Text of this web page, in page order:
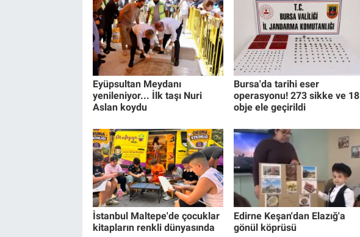
Eyüpsultan Meydanı
yenileniyor... İlk taşı Nuri
Aslan koydu
Bursa'da tarihi eser
operasyonu! 273 sikke ve 18
obje ele geçirildi
İstanbul Maltepe'de çocuklar
kitapların renkli dünyasında
Edirne Keşan'dan Elazığ'a
gönül köprüsü